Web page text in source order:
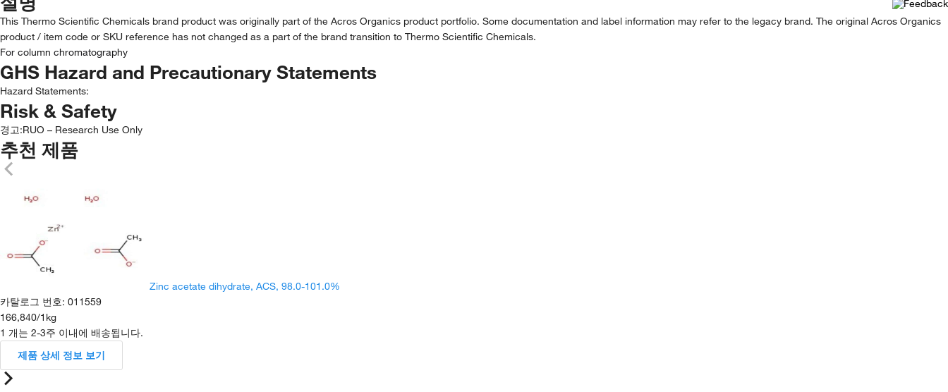
This Thermo Scientific Chemicals brand product was originally part of the Acros Organics product portfolio. Some documentation and label information may refer to the legacy brand. The original Acros Organics
product / item code or SKU reference has not changed as a part of the brand transition to Thermo Scientific Chemicals.
For column chromatography
GHS Hazard and Precautionary Statements
Hazard Statements:
Risk & Safety
경고:RUO – Research Use Only
추천 제품
Zinc acetate dihydrate, ACS, 98.0-101.0%
카탈로그 번호: 011559
166,840/1kg
1 개는 2-3주 이내에 배송됩니다.
제품 상세 정보 보기